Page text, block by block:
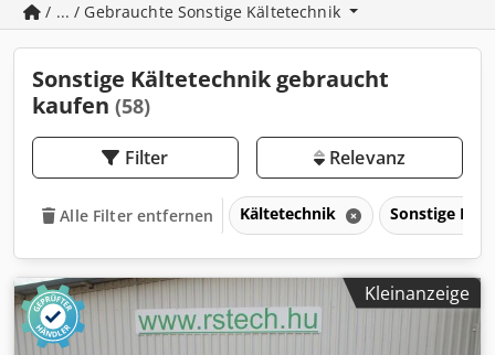
/ ... / Gebrauchte Sonstige Kältetechnik
Sonstige Kältetechnik gebraucht
kaufen (58)
Filter Relevanz
Alle Filter entfernen Kältetechnik Sonstige
Kleinanzeige